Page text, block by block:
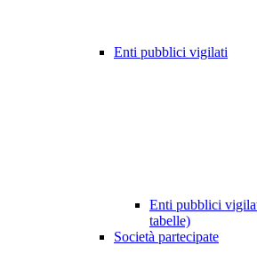
Enti pubblici vigilati
Enti pubblici
tabelle)
Società partecipate